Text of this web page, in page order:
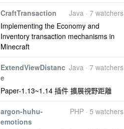
Java · 7 watchers
CraftTransaction
Implementing the Economy and
Inventory transaction mechanisms in
Minecraft
Java · 7 watchers
ExtendViewDistanc
e
Paper-1.13~1.14 插件 擴展視野距離
PHP · 5 watchers
argon-huhu-
emotions